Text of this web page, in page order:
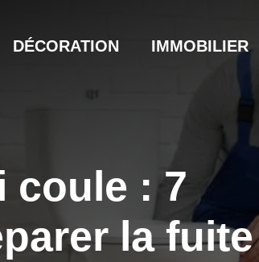
DÉCORATION IMMOBILIER
coule : 7
la fuite